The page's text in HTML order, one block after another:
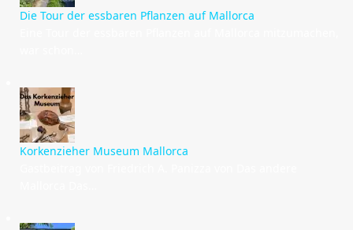
Die Tour der essbaren Pflanzen auf Mallorca
Korkenzieher Museum Mallorca